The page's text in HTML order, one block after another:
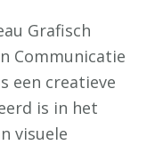
Grafisch
Communicatie
een creatieve
is in het
visuele